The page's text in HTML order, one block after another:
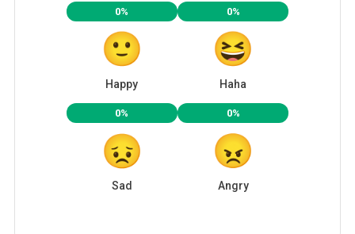
0%
Happy
0%
Haha
0%
Sad
0%
Angry